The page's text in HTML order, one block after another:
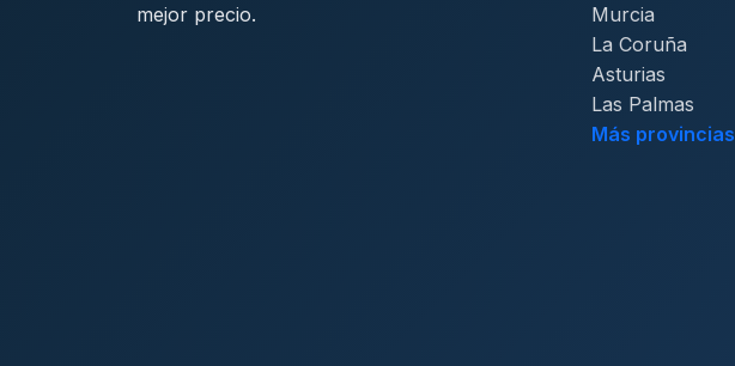
mejor precio.
Murcia
La Coruña
Asturias
Las Palmas
Más provincias